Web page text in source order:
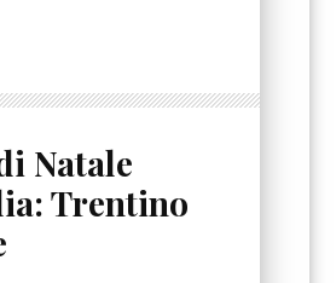
Natale
Trentino